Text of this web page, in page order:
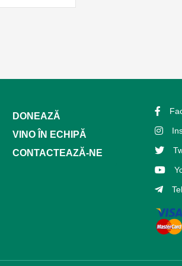
DONEAZĂ
VINO ÎN ECHIPĂ
CONTACTEAZĂ-NE